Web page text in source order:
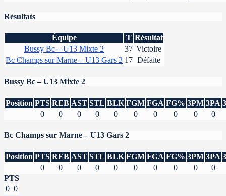
Résultats
Équipe T Résultat
Bussy Bc – U13 Mixte 2
37 Victoire
Bc Champs sur Marne – U13 Gars 2 17 Défaite
Bussy Bc – U13 Mixte 2
Position PTS REB AST STL BLK FGM FGA FG% 3PM 3PA
0
0 0 0 0 0 0 0 0 0
Bc Champs sur Marne – U13 Gars 2
Position PTS REB AST STL BLK FGM FGA FG% 3PM 3PA
0
0 0 0 0 0 0 0 0
0
PTS
0 0